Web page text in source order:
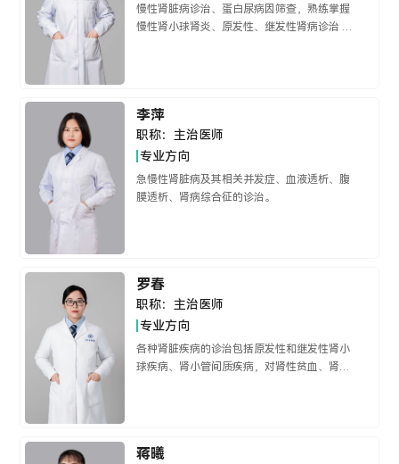
的临床经验。精通血液透析、腹膜透析、连续
性肾替代治疗（CRRT）、血浆置换、血浆吸附
慢性肾脏病诊治、蛋白尿病因筛查，熟练掌握
慢性肾小球肾炎、原发性、继发性肾病诊治 ，
李萍
职称： 主治医师
专业方向
急慢性肾脏病及其相关并发症、血液透析、腹
膜透析、肾病综合征的诊治。
罗春
职称： 主治医师
专业方向
各种肾脏疾病的诊治包括原发性和继发性肾小
球疾病、肾小管间质疾病，对肾性贫血、肾性
蒋曦